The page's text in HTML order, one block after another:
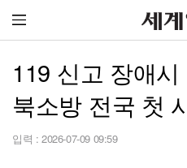
119 신고 장애
북소방 전국 첫
입력 : 2026-07-09 09:59